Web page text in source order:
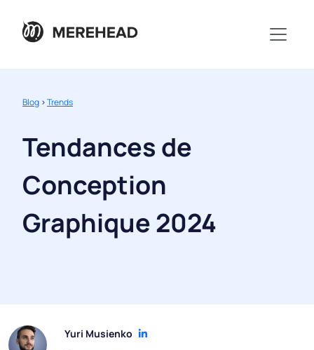
Blog >Trends
Tendances de
Conception
Graphique 2024
Yuri Musienko